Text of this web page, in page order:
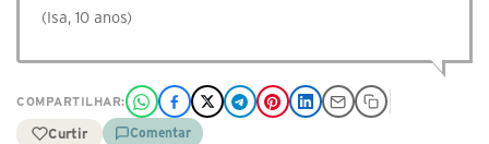
(Isa, 10 anos)
COMPARTILHAR:
Curtir Comentar